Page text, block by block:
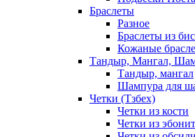
Браслеты
Разное
Браслеты из
Кожаные
Тандыр, Мангал,
Тандыр, мангал
Шампура для
Четки (Тзбех)
Четки из кости
Четки из